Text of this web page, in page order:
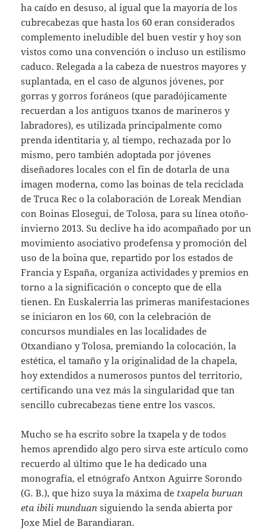
ha caído en desuso, al igual que la mayoría de los
cubrecabezas que hasta los 60 eran considerados
complemento ineludible del buen vestir y hoy son
vistos como una convención o incluso un estilismo
caduco. Relegada a la cabeza de nuestros mayores y
suplantada, en el caso de algunos jóvenes, por
gorras y gorros foráneos (que paradójicamente
recuerdan a los antiguos txanos de marineros y
labradores), es utilizada principalmente como
prenda identitaria y, al tiempo, rechazada por lo
mismo, pero también adoptada por jóvenes
diseñadores locales con el fin de dotarla de una
imagen moderna, como las boinas de tela reciclada
de Truca Rec o la colaboración de Loreak Mendian
con Boinas Elosegui, de Tolosa, para su línea otoño-
invierno 2013. Su declive ha ido acompañado por un
movimiento asociativo prodefensa y promoción del
uso de la boina que, repartido por los estados de
Francia y España, organiza actividades y premios en
torno a la significación o concepto que de ella
tienen. En Euskalerria las primeras manifestaciones
se iniciaron en los 60, con la celebración de
concursos mundiales en las localidades de
Otxandiano y Tolosa, premiando la colocación, la
estética, el tamaño y la originalidad de la chapela,
hoy extendidos a numerosos puntos del territorio,
certificando una vez más la singularidad que tan
sencillo cubrecabezas tiene entre los vascos.
Mucho se ha escrito sobre la txapela y de todos
hemos aprendido algo pero sirva este artículo como
recuerdo al último que le ha dedicado una
monografía, el etnógrafo Antxon Aguirre Sorondo
(G. B.), que hizo suya la máxima de txapela buruan
eta ibili munduan siguiendo la senda abierta por
Joxe Miel de Barandiaran.